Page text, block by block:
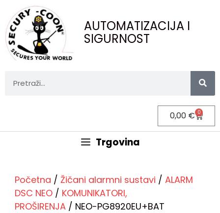
AUTOMATIZACIJA I
SIGURNOST
0,00 € 0
Trgovina
Početna / Žičani alarmni sustavi / ALARM
DSC NEO / KOMUNIKATORI,
PROŠIRENJA / NEO-PG8920EU+BAT